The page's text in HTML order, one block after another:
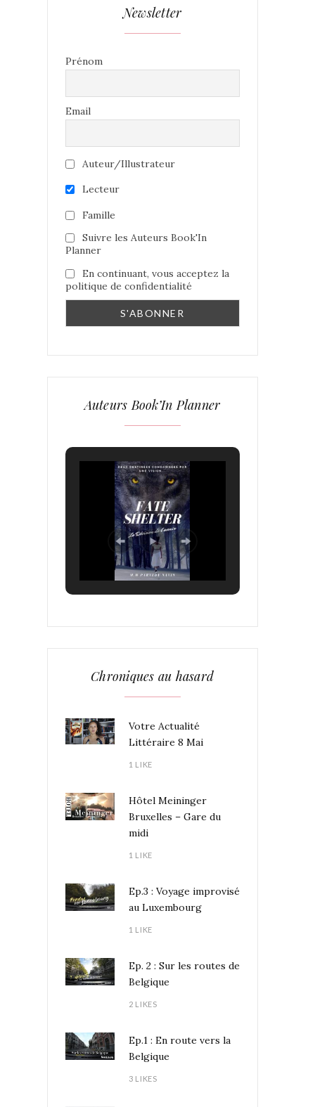
Newsletter
Prénom
Email
Auteur/Illustrateur
Lecteur
Famille
Suivre les Auteurs Book'In
Planner
En continuant, vous acceptez la
politique de confidentialité
Auteurs Book’In Planner
Chroniques au hasard
Votre Actualité
Littéraire 8 Mai
1 LIKE
Hôtel Meininger
Bruxelles – Gare du
midi
1 LIKE
Ep.3 : Voyage improvisé
au Luxembourg
1 LIKE
Ep. 2 : Sur les routes de
Belgique
2 LIKES
Ep.1 : En route vers la
Belgique
3 LIKES